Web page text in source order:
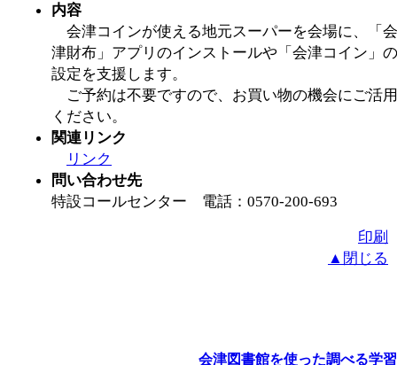
内容
会津コインが使える地元スーパーを会場に、「会
津財布」アプリのインストールや「会津コイン」の
設定を支援します。
ご予約は不要ですので、お買い物の機会にご活用
ください。
関連リンク
リンク
問い合わせ先
特設コールセンター 電話：0570-200-693
印刷
▲閉じる
会津図書館を使った調べる学習